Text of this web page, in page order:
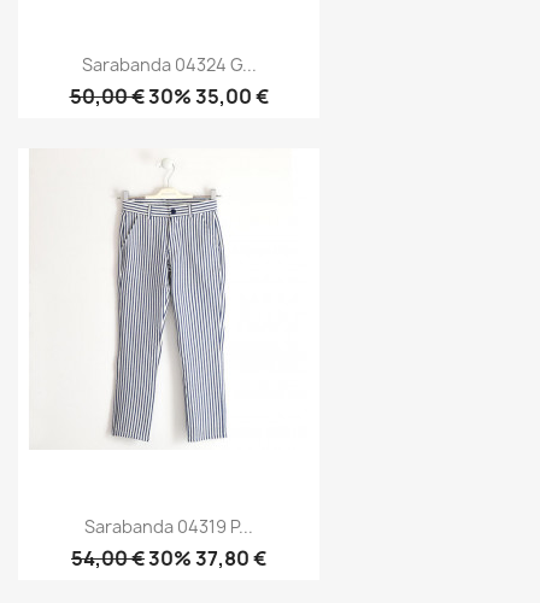
Sarabanda 04324 G...
50,00 €30% 35,00 €
Sarabanda 04319 P...
54,00 €30% 37,80 €